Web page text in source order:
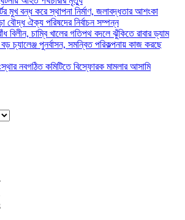
মুখ বন্ধ করে স্থাপনা নির্মাণ, জলাবদ্ধতার আশংকা
বৌদ্ধ ঐক্য পরিষদের নির্বাচন সম্পন্ন
বিলীন, চাম্বি খালের গতিপথ বদলে ঝুঁকিতে রাবার ড্যাম
চ্যালেঞ্জ পুনর্বাসন, সমন্বিত পরিকল্পনায় কাজ করছে
নবগঠিত কমিটিতে বিস্ফোরক মামলার আসামি